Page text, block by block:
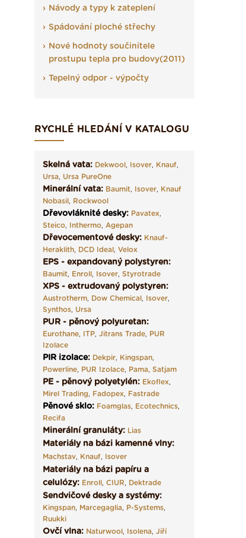
Návody a typy k zateplení
Spádování ploché střechy
Nové hodnoty součinitele
prostupu tepla pro budovy(2011)
Tepelný odpor - výpočty
RYCHLÉ HLEDÁNÍ V KATALOGU
Skelná vata: Dekwool, Isover, Knauf,
Ursa, Ursa PureOne
Minerální vata: Baumit, Isover, Knauf
Nobasil, Rockwool
Dřevovláknité desky: Pavatex,
Steico, Inthermo, Agepan
Dřevocementové desky: Knauf-
Heraklith, DCD Ideal, Velox
EPS - expandovaný polystyren:
Baumit, Enroll, Isover, Styrotrade
XPS - extrudovaný polystyren:
Austrotherm, Dow Chemical, Isover,
Synthos, Ursa
PUR - pěnový polyuretan:
Eurothane, ITP, Jitrans Trade, PUR
Izolace
PIR izolace: Dekpir, Kingspan,
Powerline, PUR Izolace, Pama, Satjam
PE - pěnový polyetylén: Ekoflex,
Mirel Trading, Fadopex, Fastrade
Pěnové sklo: Foamglas, Ecotechnics,
Recifa
Minerální granuláty: Lias
Materiály na bázi kamenné vlny:
Machstav, Knauf, Isover
Materiály na bázi papíru a
celulózy: Enroll, CIUR, Dektrade
Sendvičové desky a systémy:
Kingspan, Marcegaglia, P-Systems,
Ruukki
Ovčí vlna: Naturwool, Isolena, Jiří